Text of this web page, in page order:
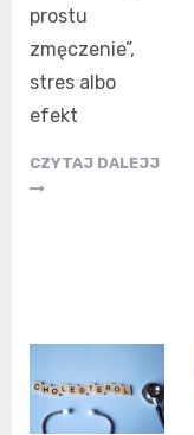
prostu
zmęczenie”,
stres albo
efekt
CZYTAJ DALEJJ